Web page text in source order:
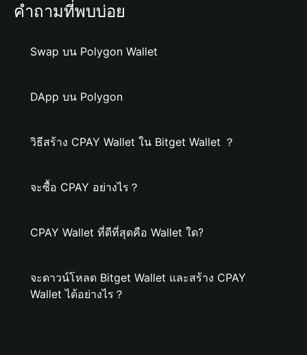
คำถามที่พบบ่อย
Swap บน Polygon Wallet
DApp บน Polygon
วิธีสร้าง CPAY Wallet ใน Bitget Wallet ？
จะซื้อ CPAY อย่างไร？
CPAY Wallet ที่ดีที่สุดคือ Wallet ใด?
จะดาวน์โหลด Bitget Wallet และสร้าง CPAY
Wallet ได้อย่างไร？